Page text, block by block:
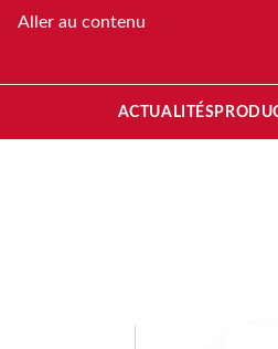
Aller au contenu
ACTUALITÉS